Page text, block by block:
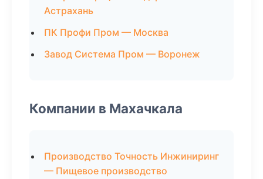
Астрахань
ПК Профи Пром — Москва
Завод Система Пром — Воронеж
Компании в Махачкала
Производство Точность Инжиниринг
— Пищевое производство